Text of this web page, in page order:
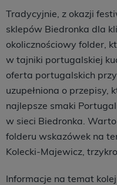
Tradycyjnie, z okazji
sklepów Biedronka dla
okolicznościowy folder,
w tajniki portugalskiej
oferta portugalskich
uzupełniona o przepisy,
najlepsze smaki
w sieci Biedronka.
folderu wskazówek na
Kolecki-Majewicz,
Informacje na temat